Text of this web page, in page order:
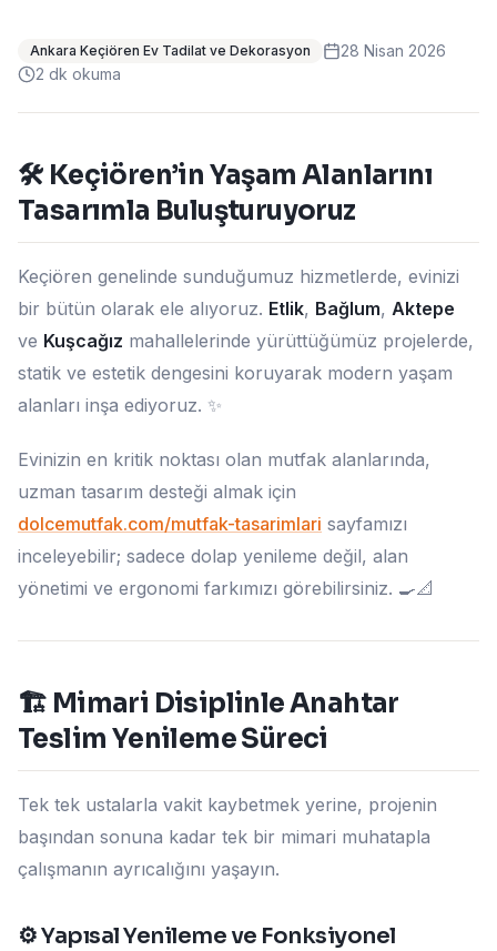
Ankara Keçiören Ev Tadilat ve Dekorasyon
28 Nisan 2026
2 dk okuma
🛠️ Keçiören’in Yaşam Alanlarını
Tasarımla Buluşturuyoruz
Keçiören genelinde sunduğumuz hizmetlerde, evinizi
bir bütün olarak ele alıyoruz. Etlik, Bağlum, Aktepe
ve Kuşcağız mahallelerinde yürüttüğümüz projelerde,
statik ve estetik dengesini koruyarak modern yaşam
alanları inşa ediyoruz. ✨
Evinizin en kritik noktası olan mutfak alanlarında,
uzman tasarım desteği almak için
dolcemutfak.com/mutfak-tasarimlari sayfamızı
inceleyebilir; sadece dolap yenileme değil, alan
yönetimi ve ergonomi farkımızı görebilirsiniz. 🍳📐
🏗️ Mimari Disiplinle Anahtar
Teslim Yenileme Süreci
Tek tek ustalarla vakit kaybetmek yerine, projenin
başından sonuna kadar tek bir mimari muhatapla
çalışmanın ayrıcalığını yaşayın.
⚙️ Yapısal Yenileme ve Fonksiyonel